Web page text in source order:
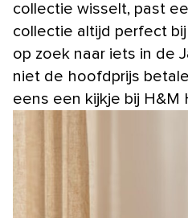
collectie wisselt, past
collectie altijd perfect
op zoek naar iets in de
niet de hoofdprijs
eens een kijkje bij H&M